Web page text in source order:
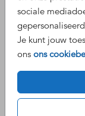
sociale
Je kunt jouw
ons ons